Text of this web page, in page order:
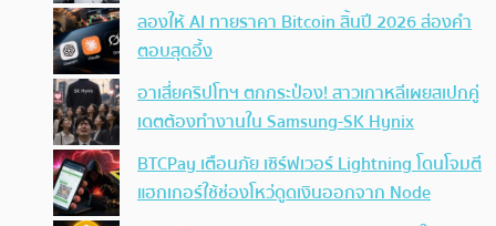
ลองให้ AI ทายราคา Bitcoin สิ้นปี 2026 ส่องคำ
ตอบสุดอึ้ง
อาเสี่ยคริปโทฯ ตกกระป๋อง! สาวเกาหลีเผยสเปกคู่
เดตต้องทำงานใน Samsung-SK Hynix
BTCPay เตือนภัย เซิร์ฟเวอร์ Lightning โดนโจมตี
แฮกเกอร์ใช้ช่องโหว่ดูดเงินออกจาก Node